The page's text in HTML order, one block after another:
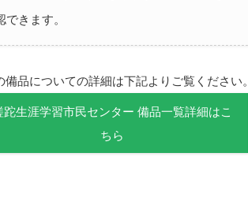
きます。
備品についての詳細は下記よりご覧ください。
跎生涯学習市民センター 備品一覧詳細はこ
ちら